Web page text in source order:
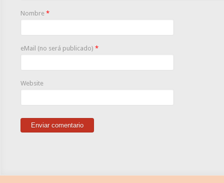
Nombre *
eMail (no será publicado) *
Website